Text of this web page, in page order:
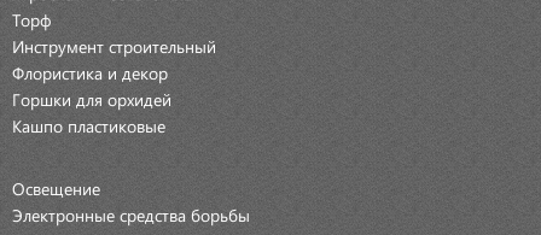
Торф
Инструмент строительный
Флористика и декор
Горшки для орхидей
Кашпо пластиковые
Освещение
Электронные средства борьбы